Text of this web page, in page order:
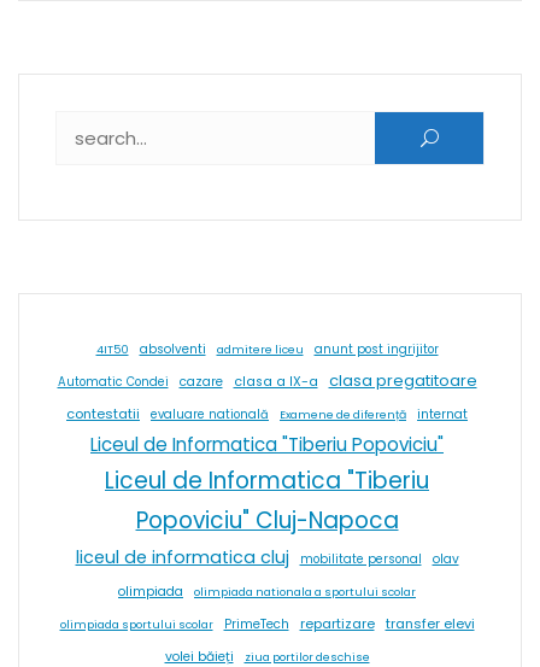
4IT50 absolventi admitere liceu anunt post ingrijitor
Automatic Condei cazare clasa a IX-a clasa pregatitoare
contestatii evaluare natională Examene de diferență internat
Liceul de Informatica "Tiberiu Popoviciu"
Liceul de Informatica "Tiberiu
Popoviciu" Cluj-Napoca
liceul de informatica cluj mobilitate personal
olav
olimpiada
olimpiada nationala a sportului scolar
olimpiada sportului scolar PrimeTech repartizare transfer elevi
volei băieți ziua portilor deschise